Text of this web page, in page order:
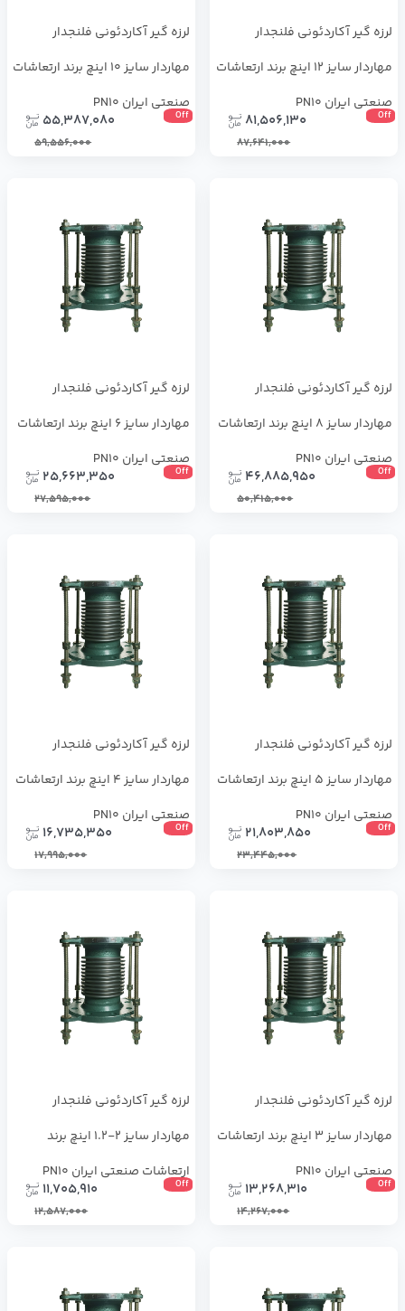
لرزه گیر آکاردئونی فلنجدار
مهاردار سایز 12 اینچ برند ارتعاشات
صنعتی ایران PN10
Off
81,506,130
87,641,000
لرزه گیر آکاردئونی فلنجدار
مهاردار سایز 10 اینچ برند ارتعاشات
صنعتی ایران PN10
Off
55,387,080
59,556,000
لرزه گیر آکاردئونی فلنجدار
مهاردار سایز 8 اینچ برند ارتعاشات
صنعتی ایران PN10
Off
46,885,950
50,415,000
لرزه گیر آکاردئونی فلنجدار
مهاردار سایز 6 اینچ برند ارتعاشات
صنعتی ایران PN10
Off
25,663,350
27,595,000
لرزه گیر آکاردئونی فلنجدار
مهاردار سایز 5 اینچ برند ارتعاشات
صنعتی ایران PN10
Off
21,803,850
23,445,000
لرزه گیر آکاردئونی فلنجدار
مهاردار سایز 4 اینچ برند ارتعاشات
صنعتی ایران PN10
Off
16,735,350
17,995,000
لرزه گیر آکاردئونی فلنجدار
مهاردار سایز 3 اینچ برند ارتعاشات
صنعتی ایران PN10
Off
13,268,310
14,267,000
لرزه گیر آکاردئونی فلنجدار
مهاردار سایز 2-1.2 اینچ برند
ارتعاشات صنعتی ایران PN10
Off
11,705,910
12,587,000